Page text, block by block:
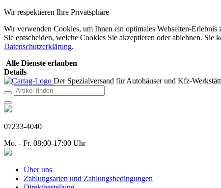
Wir respektieren Ihre Privatsphäre
Wir verwenden Cookies, um Ihnen ein optimales Webseiten-
Sie entscheiden, welche Cookies Sie akzeptieren oder ablehnen.
Datenschutzerklärung.
Alle Dienste erlauben
Details
Der Spezialversand für Autohäuser und Kfz-
07233-4040
Mo. - Fr. 08:00-17:00 Uhr
Über uns
Zahlungsarten und Zahlungsbedingungen